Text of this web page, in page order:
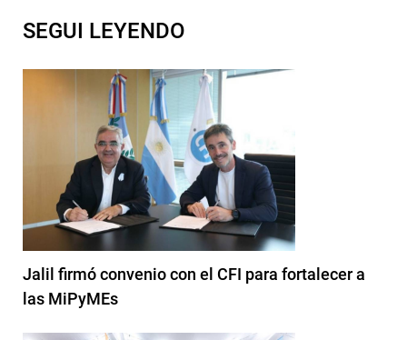
SEGUI LEYENDO
Jalil firmó convenio con el CFI para fortalecer a
las MiPyMEs